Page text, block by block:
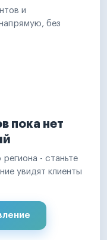
и
без
пока нет
- станьте
увидят клиенты